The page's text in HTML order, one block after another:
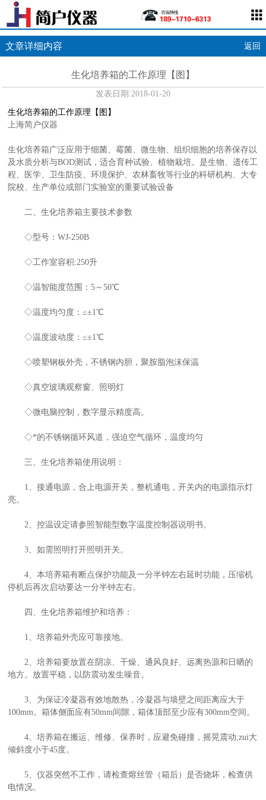
文章详细内容 返回
生化培养箱的工作原理【图】
发表日期:2018-01-20
生化培养箱的工作原理【图】
上海简户仪器
生化培养箱广泛应用于细菌、霉菌、微生物、组织细胞的培养保存以
及水质分析与BOD测试，适合育种试验、植物栽培。是生物、遗传工
程、医学、卫生防疫、环境保护、农林畜牧等行业的科研机构、大专
院校、生产单位或部门实验室的重要试验设备
二、生化培养箱主要技术参数
◇型号：WJ-250B
◇工作室容积:250升
◇温智能度范围：5～50℃
◇温度均匀度：≤±1℃
◇温度波动度：≤±1℃
◇喷塑钢板外壳，不锈钢内胆，聚胺脂泡沫保温
◇真空玻璃观察窗、照明灯
◇微电脑控制，数字显示精度高。
◇*的不锈钢循环风道，强迫空气循环，温度均匀
三、生化培养箱使用说明：
1、接通电源，合上电源开关，整机通电，开关内的电源指示灯
亮。
2、控温设定请参照智能型数字温度控制器说明书。
3、如需照明打开照明开关。
4、本培养箱有断点保护功能及一分半钟左右延时功能，压缩机
停机后再次启动要达一分半钟左右。
四、生化培养箱维护和培养：
1、培养箱外壳应可靠接地。
2、培养箱要放置在阴凉、干燥、通风良好、远离热源和日晒的
地方。放置平稳，以防震动发生噪音。
3、为保证冷凝器有效地散热，冷凝器与墙壁之间距离应大于
100mm。箱体侧面应有50mm间隙，箱体顶部至少应有300mm空间。
4、培养箱在搬运、维修、保养时，应避免碰撞，摇晃震动;zui大
倾斜度小于45度。
5、仪器突然不工作，请检查熔丝管（箱后）是否烧坏，检查供
电情况。